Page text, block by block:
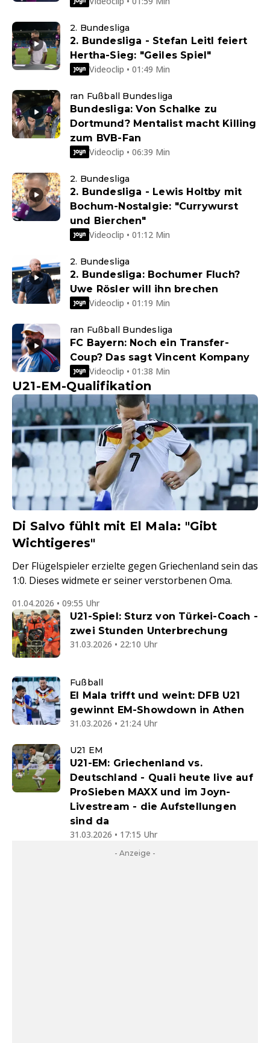
2. Bundesliga
2. Bundesliga - Stefan Leitl feiert
Hertha-Sieg: "Geiles Spiel"
Videoclip • 01:49 Min
ran Fußball Bundesliga
Bundesliga: Von Schalke zu
Dortmund? Mentalist macht Killing
zum BVB-Fan
Videoclip • 06:39 Min
2. Bundesliga
2. Bundesliga - Lewis Holtby mit
Bochum-Nostalgie: "Currywurst
und Bierchen"
Videoclip • 01:12 Min
2. Bundesliga
2. Bundesliga: Bochumer Fluch?
Uwe Rösler will ihn brechen
Videoclip • 01:19 Min
ran Fußball Bundesliga
FC Bayern: Noch ein Transfer-
Coup? Das sagt Vincent Kompany
Videoclip • 01:38 Min
U21-EM-Qualifikation
Di Salvo fühlt mit El Mala: "Gibt
Wichtigeres"
Der Flügelspieler erzielte gegen Griechenland sein das
1:0. Dieses widmete er seiner verstorbenen Oma.
01.04.2026 • 09:55 Uhr
U21-Spiel: Sturz von Türkei-Coach -
zwei Stunden Unterbrechung
31.03.2026 • 22:10 Uhr
Fußball
El Mala trifft und weint: DFB U21
gewinnt EM-Showdown in Athen
31.03.2026 • 21:24 Uhr
U21 EM
U21-EM: Griechenland vs.
Deutschland - Quali heute live auf
ProSieben MAXX und im Joyn-
Livestream - die Aufstellungen
sind da
31.03.2026 • 17:15 Uhr
- Anzeige -